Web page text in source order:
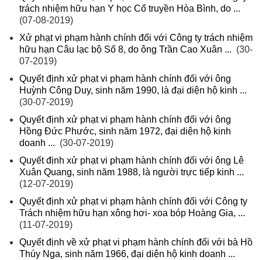
trách nhiệm hữu hạn Y học Cổ truyền Hòa Bình, do ...
(07-08-2019)
Xử phạt vi phạm hành chính đối với Công ty trách nhiệm
hữu hạn Câu lạc bộ Số 8, do ông Trần Cao Xuân ... (30-
07-2019)
Quyết định xử phạt vi phạm hành chính đối với ông
Huỳnh Công Duy, sinh năm 1990, là đại diện hộ kinh ...
(30-07-2019)
Quyết định xử phạt vi phạm hành chính đối với ông
Hồng Đức Phước, sinh năm 1972, đại diện hộ kinh
doanh ... (30-07-2019)
Quyết định xử phạt vi phạm hành chính đối với ông Lê
Xuân Quang, sinh năm 1988, là người trực tiếp kinh ...
(12-07-2019)
Quyết định xử phạt vi phạm hành chính đối với Công ty
Trách nhiệm hữu hạn xông hơi- xoa bóp Hoàng Gia, ...
(11-07-2019)
Quyết định về xử phạt vi phạm hành chính đối với bà Hồ
Thúy Nga, sinh năm 1966, đại diện hộ kinh doanh ...